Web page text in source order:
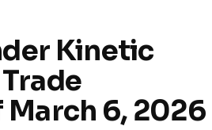
Kinetic
March 6, 2026